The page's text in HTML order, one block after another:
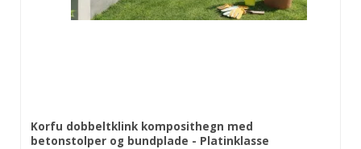
Korfu dobbeltklink komposithegn med
betonstolper og bundplade - Platinklasse